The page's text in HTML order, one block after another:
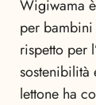
Wigiwama
per
rispetto per
sostenibilità
lettone ha